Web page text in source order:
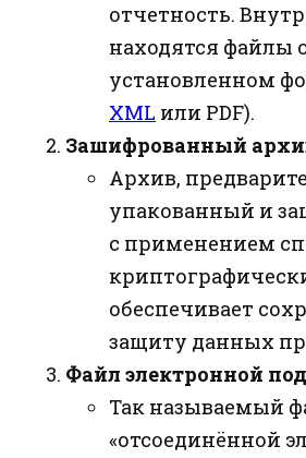
отчетность.
находятся файлы
установленном
XML или PDF).
Зашифрованный
Архив,
упакованный и
с применением
обеспечивает
защиту данных
Файл электронной
Так называемый
«отсоединённой